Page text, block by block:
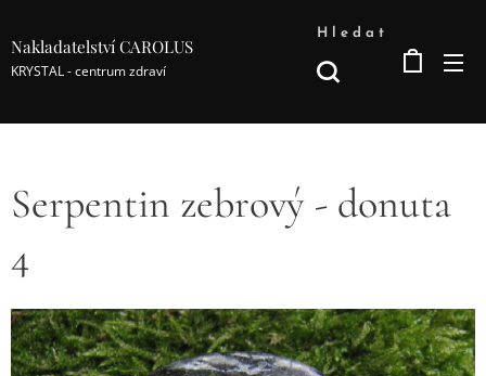
Nakladatelství CAROLUS
KRYSTAL - centrum zdraví
Hledat
Serpentin zebrový - donuta
4